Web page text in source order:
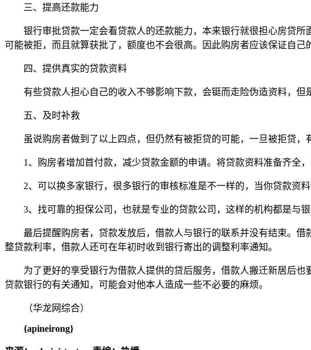
三、提高还款能力
银行审批贷款一定会看贷款人的还款能力，本来银行就很担心房贷
可能被拒，而且就算获批了，额度也不会很高。因此购房者应该保证自
四、提供真实的贷款资料
有些贷款人担心自己的收入不够影响下款，会铤而走险伪造资料，
五、及时补救
虽说购房者做到了以上四点，但仍然有被拒贷的可能，一旦被拒贷，
1、购房者增加首付款，减少贷款金额的申请。将贷款资料准备齐全，
2、可以换多家银行，很多银行的审核标准是不一样的，当你贷款资
3、找可靠的担保公司，也就是专业的贷款公司，这样的机构都是与
最后提醒购房者，贷款发放后，借款人与银行的联系并没有结束。
整贷款利率，借款人还可在年初时收到银行寄出的调整利率通知。
为了更好的享受银行为借款人提供的贷后服务，借款人搬迁新居后也
贷款银行的有关通知，可能会对他本人造成一些不必要的麻烦。
（华龙网综合）
{apineirong}